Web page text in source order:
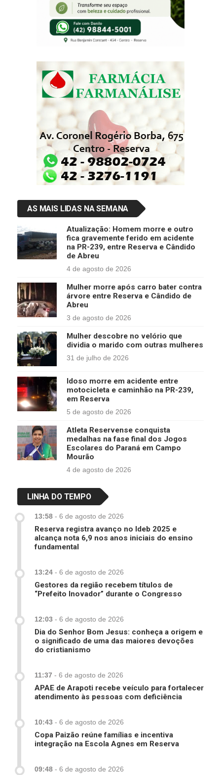
AS MAIS LIDAS NA SEMANA
Atualização: Homem morre e outro
fica gravemente ferido em acidente
na PR-239, entre Reserva e Cândido
de Abreu
4 de agosto de 2026
Mulher morre após carro bater contra
árvore entre Reserva e Cândido de
Abreu
3 de agosto de 2026
Mulher descobre no velório que
dividia o marido com outras mulheres
31 de julho de 2026
Idoso morre em acidente entre
motocicleta e caminhão na PR-239,
em Reserva
5 de agosto de 2026
Atleta Reservense conquista
medalhas na fase final dos Jogos
Escolares do Paraná em Campo
Mourão
4 de agosto de 2026
LINHA DO TEMPO
13:58 - 6 de agosto de 2026
Reserva registra avanço no Ideb 2025 e
alcança nota 6,9 nos anos iniciais do ensino
fundamental
13:24 - 6 de agosto de 2026
Gestores da região recebem títulos de
“Prefeito Inovador” durante o Congresso
12:03 - 6 de agosto de 2026
Dia do Senhor Bom Jesus: conheça a origem e
o significado de uma das maiores devoções
do cristianismo
11:37 - 6 de agosto de 2026
APAE de Arapoti recebe veículo para fortalecer
atendimento às pessoas com deficiência
10:43 - 6 de agosto de 2026
Copa Paizão reúne famílias e incentiva
integração na Escola Agnes em Reserva
09:48 - 6 de agosto de 2026